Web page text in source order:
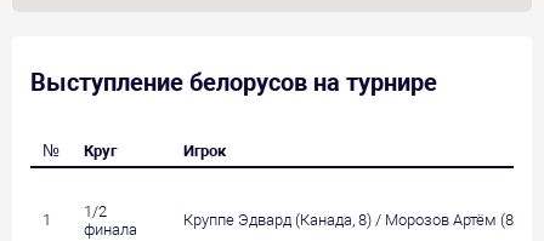
Выступление белорусов на турнире
№ Круг Игрок
1
1/2
финала
Круппе Эдвард (Канада, 8) / Морозов Артём (8)